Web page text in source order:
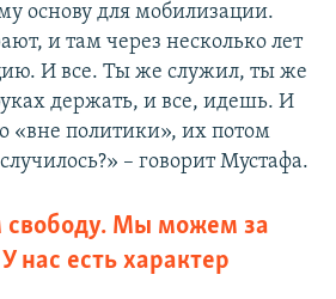
основу для мобилизации.
и там через несколько лет
И все. Ты же служил, ты же
держать, и все, идешь. И
«вне политики», их потом
– говорит Мустафа.
Мы можем за
нас есть характер